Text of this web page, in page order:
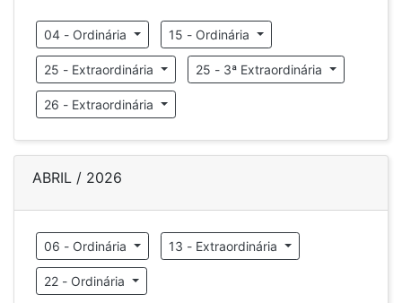
04 - Ordinária 15 - Ordinária
25 - Extraordinária 25 - 3ª Extraordinária
26 - Extraordinária
ABRIL / 2026
06 - Ordinária 13 - Extraordinária
22 - Ordinária